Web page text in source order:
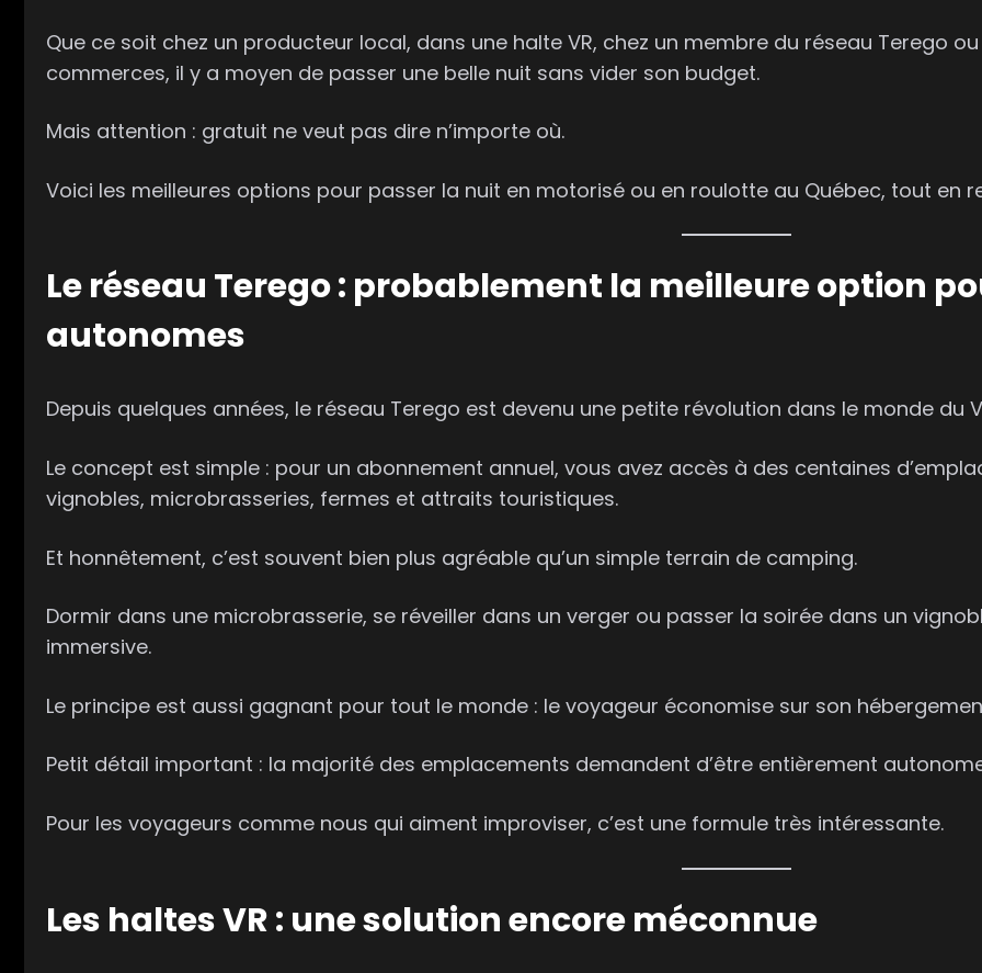
Que ce soit chez un producteur local, dans une halte VR, chez un membre du réseau Terego
commerces, il y a moyen de passer une belle nuit sans vider son budget.
Mais attention : gratuit ne veut pas dire n’importe où.
Voici les meilleures options pour passer la nuit en motorisé ou en roulotte au Québec, tout en
Le réseau Terego: probablement la meilleure option
autonomes
Depuis quelques années, le réseau Terego est devenu une petite révolution dans le monde du
Le concept est simple : pour un abonnement annuel, vous avez accès à des centaines
vignobles, microbrasseries, fermes et attraits touristiques.
Et honnêtement, c’est souvent bien plus agréable qu’un simple terrain de camping.
Dormir dans une microbrasserie, se réveiller dans un verger ou passer la soirée dans un
immersive.
Le principe est aussi gagnant pour tout le monde : le voyageur économise sur son
Petit détail important : la majorité des emplacements demandent d’être entièrement
Pour les voyageurs comme nous qui aiment improviser, c’est une formule très intéressante.
Les haltes VR: une solution encore méconnue